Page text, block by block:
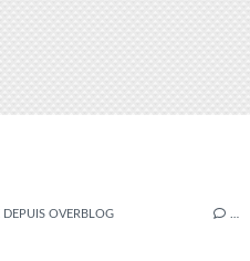
DEPUIS OVERBLOG